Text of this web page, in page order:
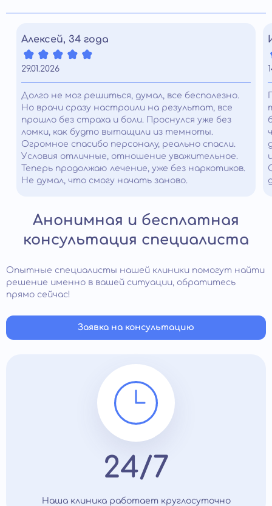
Алексей, 34 года
29.01.2026
Долго не мог решиться, думал, все бесполезно.
Но врачи сразу настроили на результат, все
прошло без страха и боли. Проснулся уже без
ломки, как будто вытащили из темноты.
Огромное спасибо персоналу, реально спасли.
Условия отличные, отношение уважительное.
Теперь продолжаю лечение, уже без наркотиков.
Не думал, что смогу начать заново.
Анонимная и бесплатная
консультация специалиста
Опытные специалисты нашей клиники помогут найти
решение именно в вашей ситуации, обратитесь
прямо сейчас!
Заявка на консультацию
24/7
Наша клиника работает круглосуточно